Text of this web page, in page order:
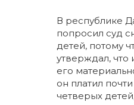
В республике
попросил суд
детей, потому
утверждал, что
его
он платил
четверых